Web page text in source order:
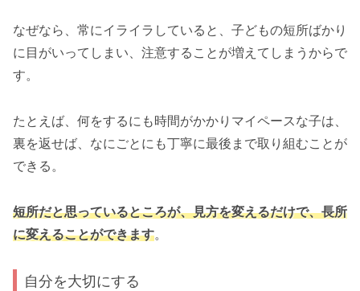
なぜなら、常にイライラしていると、子どもの短所ばかり
に目がいってしまい、注意することが増えてしまうからで
す。
たとえば、何をするにも時間がかかりマイペースな子は、
裏を返せば、なにごとにも丁寧に最後まで取り組むことが
できる。
短所だと思っているところが、見方を変えるだけで、長所
に変えることができます。
自分を大切にする